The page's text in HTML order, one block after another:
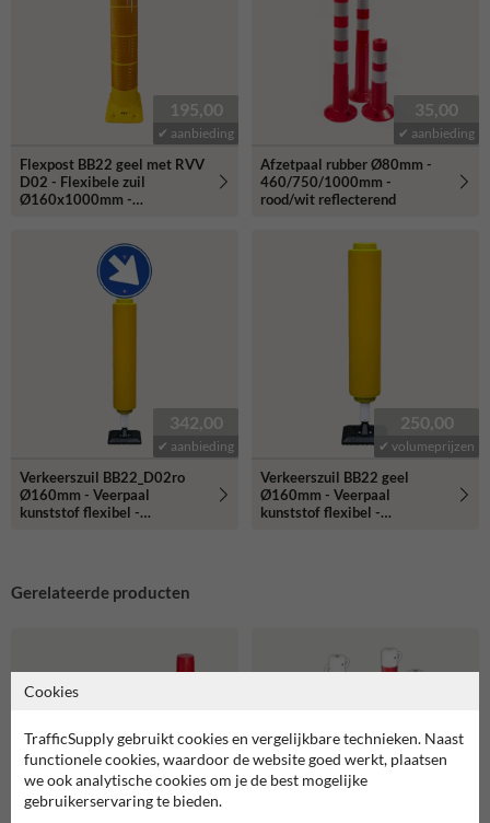
195,00
✔ aanbieding
Flexpost BB22 geel met RVV
D02 - Flexibele zuil
Ø160x1000mm -
35,00
✔ aanbieding
Afzetpaal rubber Ø80mm -
460/750/1000mm -
rood/wit reflecterend
342,00
✔ aanbieding
Verkeerszuil BB22_D02ro
Ø160mm - Veerpaal
kunststof flexibel -
250,00
✔ volumeprijzen
Verkeerszuil BB22 geel
Ø160mm - Veerpaal
kunststof flexibel -
Gerelateerde producten
Cookies
TrafficSupply gebruikt cookies en vergelijkbare technieken. Naast
functionele cookies, waardoor de website goed werkt, plaatsen
we ook analytische cookies om je de best mogelijke
gebruikerservaring te bieden.